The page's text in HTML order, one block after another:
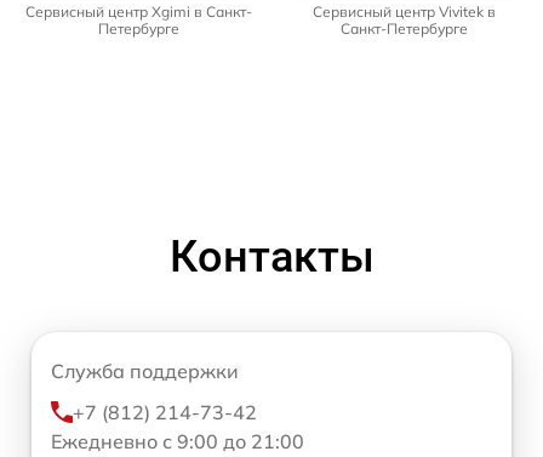
Сервисный центр Xgimi в Санкт-
Петербурге
Сервисный центр Vivitek в
Санкт-Петербурге
Контакты
Служба поддержки
+7 (812) 214-73-42
Ежедневно с 9:00 до 21:00